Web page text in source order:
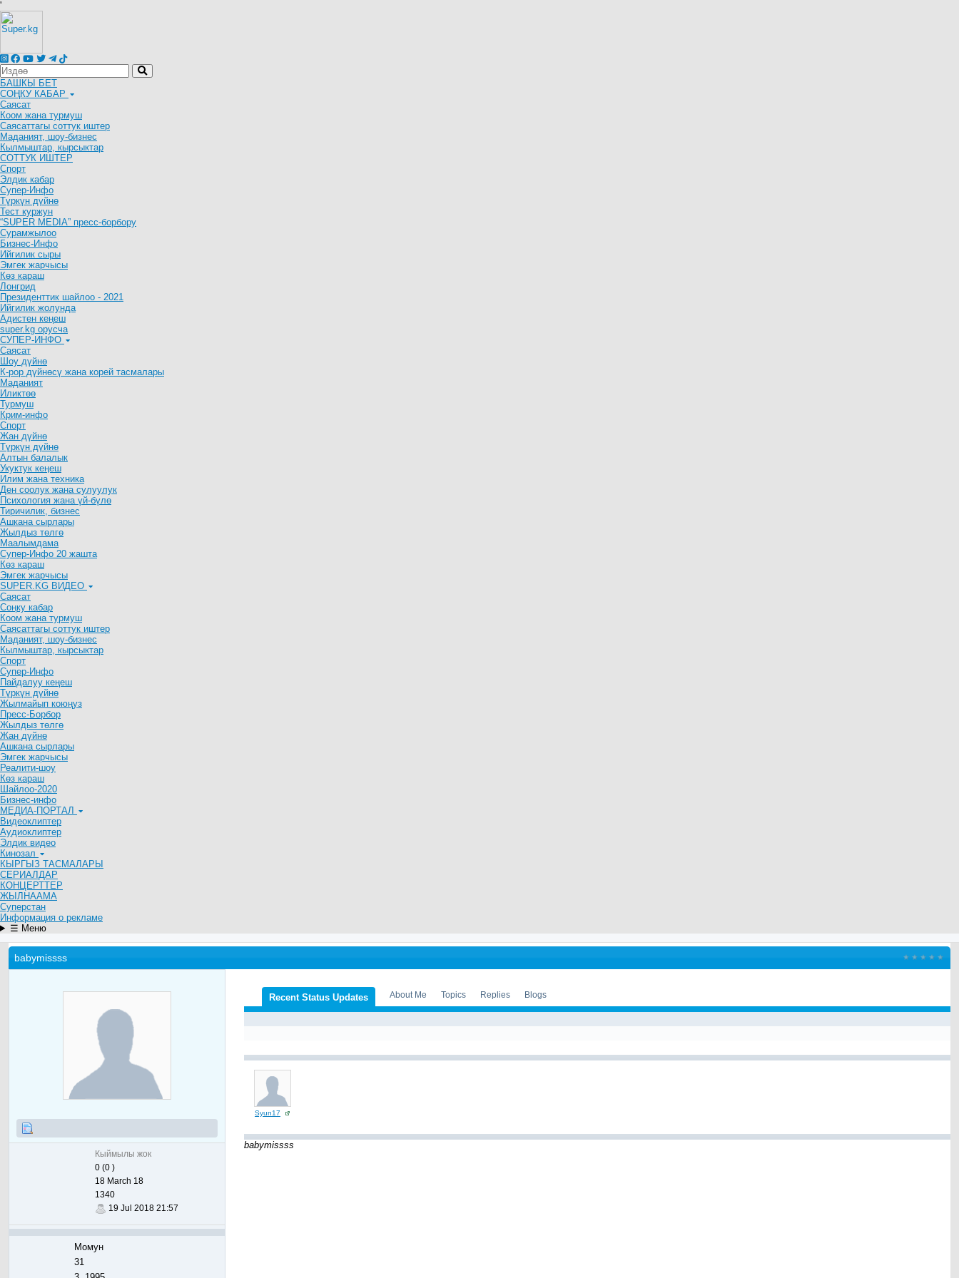
'
БАШКЫ БЕТ
СОҢКУ КАБАР
Саясат
Коом жана турмуш
Саясаттагы соттук иштер
Маданият, шоу-бизнес
Кылмыштар, кырсыктар
СОТТУК ИШТЕР
Спорт
Элдик кабар
Супер-Инфо
Түркүн дүйнө
Тест куржун
“SUPER MEDIA” пресс-борбору
Сурамжылоо
Бизнес-Инфо
Ийгилик сыры
Эмгек жарчысы
Көз караш
Лонгрид
Президенттик шайлоо - 2021
Ийгилик жолунда
Адистен кеңеш
super.kg орусча
СУПЕР-ИНФО
Саясат
Шоу дүйнө
К-рор дүйнөсү жана корей тасмалары
Маданият
Иликтөө
Турмуш
Крим-инфо
Спорт
Жан дүйнө
Түркүн дүйнө
Алтын балалык
Укуктук кеӊеш
Илим жана техника
Ден соолук жана сулуулук
Психология жана үй-бүлө
Тиричилик, бизнес
Ашкана сырлары
Жылдыз төлгө
Маалымдама
Супер-Инфо 20 жашта
Көз караш
Эмгек жарчысы
SUPER.KG ВИДЕО
Саясат
Cоңку кабар
Коом жана турмуш
Саясаттагы соттук иштер
Маданият, шоу-бизнес
Кылмыштар, кырсыктар
Спорт
Супер-Инфо
Пайдалуу кеңеш
Түркүн дүйнө
Жылмайып коюңуз
Пресс-Борбор
Жылдыз төлгө
Жан дүйнө
Ашкана сырлары
Эмгек жарчысы
Реалити-шоу
Көз караш
Шайлоо-2020
Бизнес-инфо
МЕДИА-ПОРТАЛ
Видеоклиптер
Аудиоклиптер
Элдик видео
Кинозал
КЫРГЫЗ ТАСМАЛАРЫ
СЕРИАЛДАР
КОНЦЕРТТЕР
ЖЫЛНААМА
Суперстан
Информация о рекламе
☰ Меню
babymissss
Кыймылы жок
0 (0 )
18 March 18
1340
19 Jul 2018 21:57
Момун
31
Recent Status Updates About Me Topics Replies Blogs
Syun17
babymissss